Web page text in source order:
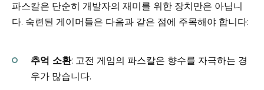
파스칼은 단순히 개발자의 재미를 위한 장치만은 아닙니
다. 숙련된 게이머들은 다음과 같은 점에 주목해야 합니다:
추억 소환: 고전 게임의 파스칼은 향수를 자극하는 경
우가 많습니다.